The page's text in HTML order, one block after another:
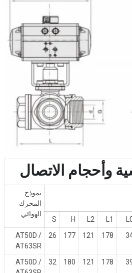
وأحجام الاتصال
نموذج
المحرك
الهوائي
L1
L2
H
S
178
121
177
26
AT50D /
AT63SR
178
121
180
32
AT50D /